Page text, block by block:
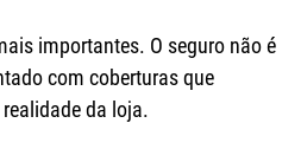
importantes. O seguro não é
com coberturas que
da loja.